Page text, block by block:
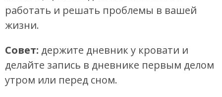
работать и решать проблемы в вашей
жизни.
Совет: держите дневник у кровати и
делайте запись в дневнике первым делом
утром или перед сном.